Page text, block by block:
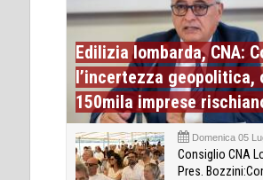
Edilizia lombarda, CNA:
l’incertezza geopolitica,
150mila imprese
Domenica 05
Consiglio CNA
Pres.